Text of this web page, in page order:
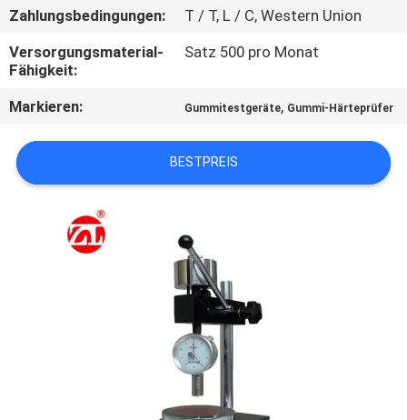
MIT
UNS
NACHRICHTEN
FORDERN
Zahlungsbedingungen:
T / T, L / C, Western Union
Versorgungsmaterial-
Fähigkeit:
Satz 500 pro Monat
Markieren: Gummitestgeräte, Gummi-Härteprüfer
BESTPREIS